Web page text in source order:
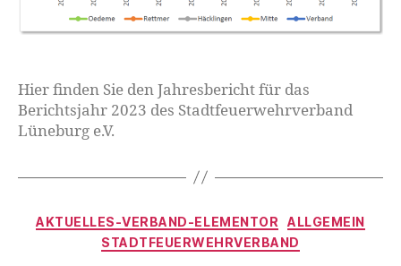
Hier finden Sie den Jahresbericht für das
Berichtsjahr 2023 des Stadtfeuerwehrverband
Lüneburg e.V.
AKTUELLES-VERBAND-ELEMENTOR
ALLGEMEIN
STADTFEUERWEHRVERBAND